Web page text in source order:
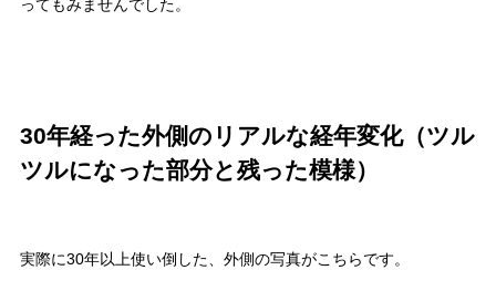
ってもみませんでした。
30年経った外側のリアルな経年変化（ツル
ツルになった部分と残った模様）
実際に30年以上使い倒した、外側の写真がこちらです。